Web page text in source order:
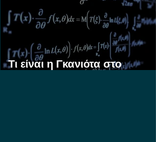
Τι είναι η Γκανιότα στο